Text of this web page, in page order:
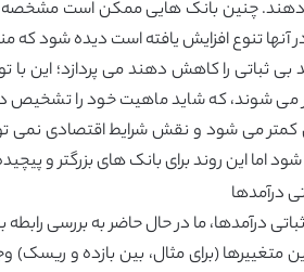
دهند. چنین بانک هایی ممکن است
آنها تنوع افزایش یافته است دیده شود که
بی ثباتی را کاهش دهند می پردازد؛ این با
می شوند، که شاید ماهیت خود را تشخیص
می شود و نقش شرایط اقتصادی نمی
شود اما این روند برای بانک های بزرگتر و
درآمدها، ما در حال حاضر به بررسی
متغییرها (برای مثال، بین بازده و